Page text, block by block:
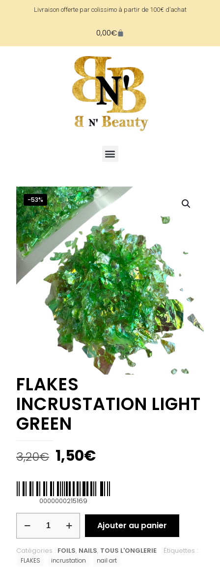
Livraison offerte par colissimo à partir de 100€ d’achat
0,00€
-53%
FLAKES
INCRUSTATION LIGHT
GREEN
3,20€ 1,50€
0000000215169
Ajouter au panier
Catégories : FOILS, NAILS, TOUS L'ONGLERIE Étiquettes :
FLAKES incrustation nail art